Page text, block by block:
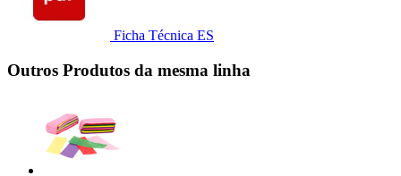
Ficha Técnica ES
Outros Produtos da mesma linha